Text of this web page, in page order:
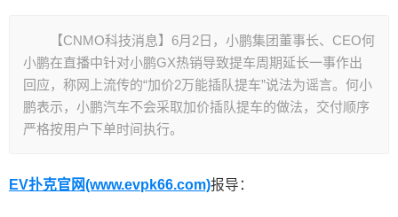
【CNMO科技消息】6月2日，小鹏集团董事长、CEO何
小鹏在直播中针对小鹏GX热销导致提车周期延长一事作出
回应，称网上流传的“加价2万能插队提车”说法为谣言。何小
鹏表示，小鹏汽车不会采取加价插队提车的做法，交付顺序
严格按用户下单时间执行。
EV扑克官网(www.evpk66.com)报导：